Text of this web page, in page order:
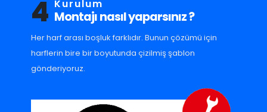
4 Kurulum
Montajı nasıl yaparsınız ?
Her harf arası boşluk farklıdır. Bunun çözümü için
harflerin bire bir boyutunda çizilmiş şablon
gönderiyoruz.